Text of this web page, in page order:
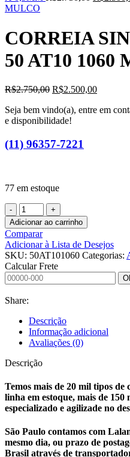
era:
MULCO
CORREIA
50 AT10 1060
R$2.750,00 O
original
era:
R$2.500,00O
atual
Seja bem vindo(a), entre em
e disponibilidade!
(11) 96357-7221
77 em estoque
CORREIA
SINCRONIZADA
50
AT10
1060
MULCO
quantidade
Adicionar ao carrinho
Comparar
Adicionar à Lista de Desejos
SKU: 50AT101060 Categorias:
Calcular Frete
Share:
Descrição
Informação adicional
Avaliações (0)
Descrição
Temos mais de 20 mil tipos
linha em estoque, mais de
especializado e agilizade no
São Paulo contamos com
mesmo dia, ou prazo de
Brasil através de